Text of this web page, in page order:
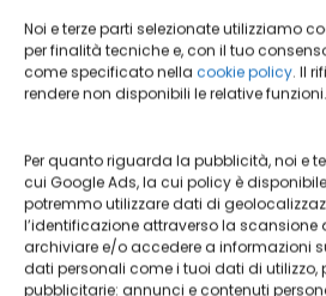
Noi e terze parti selezionate utilizziamo
per finalità tecniche e, con il tuo
come specificato nella cookie policy. Il
rendere non disponibili le relative funzioni.
Per quanto riguarda la pubblicità, noi e
cui Google Ads, la cui policy è
potremmo utilizzare dati di
l’identificazione attraverso la scansione
archiviare e/o accedere a informazioni
dati personali come i tuoi dati di utilizzo,
pubblicitarie: annunci e contenuti
APPROFONDIMENTI
PIEGHEVOLE
DRONE CON TELECAMERA
I MIGLIORI DRONI CON IL
AZIONE PIÙ LUNGO